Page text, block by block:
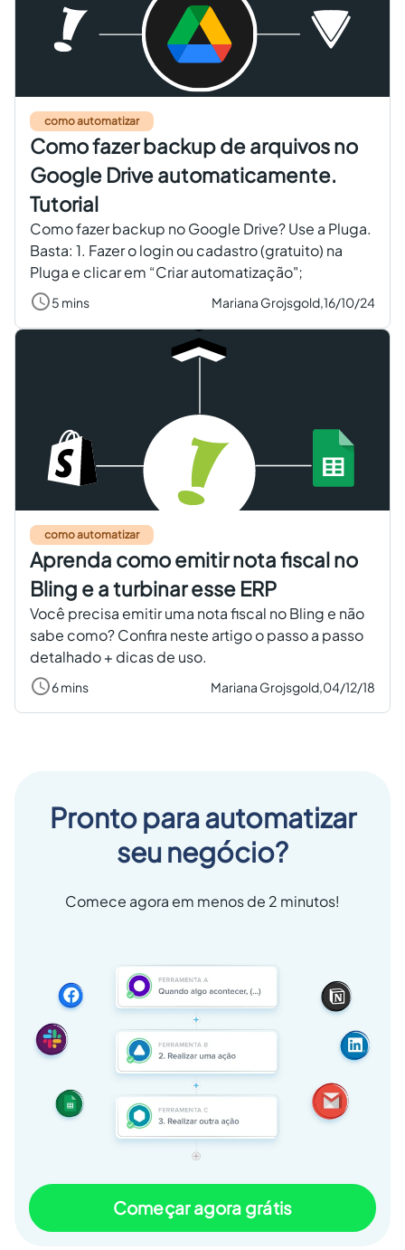
como automatizar
Como fazer backup de arquivos no
Google Drive automaticamente.
Tutorial
Como fazer backup no Google Drive? Use a Pluga.
Basta: 1. Fazer o login ou cadastro (gratuito) na
Pluga e clicar em “Criar automatização";
5 mins Mariana Grojsgold,16/10/24
como automatizar
Aprenda como emitir nota fiscal no
Bling e a turbinar esse ERP
Você precisa emitir uma nota fiscal no Bling e não
sabe como? Confira neste artigo o passo a passo
detalhado + dicas de uso.
6 mins Mariana Grojsgold,04/12/18
Pronto para automatizar
seu negócio?
Comece agora em menos de 2 minutos!
Começar agora grátis